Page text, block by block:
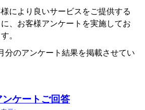
により良いサービスをご提供する
、お客様アンケートを実施してお
。
分のアンケート結果を掲載させてい
ンケートご回答